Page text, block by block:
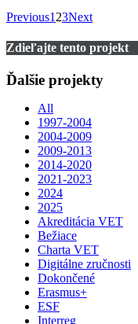
Previous1 23Next
Zdieľajte tento projekt
Ďalšie projekty
All
1997-2004
2004-2009
2009-2013
2014-2020
2021-2023
2024
2025
Akreditácia VET
Bežiace
Charta VET
Digitálne zručnosti
Dokončené
Erasmus+
ESF
Interreg